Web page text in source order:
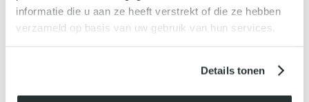
informatie die u aan ze heeft verstrekt of die ze hebben
verzameld op basis van uw gebruik van hun services.
Details tonen